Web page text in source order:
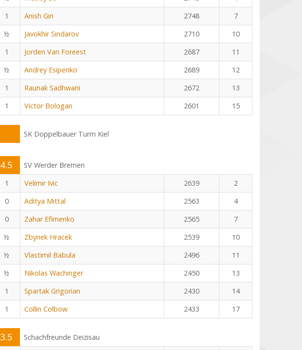
1 Anish Giri 2748
7
½ Javokhir Sindarov 2710
10
1 Jorden Van Foreest 2687
11
½ Andrey Esipenko 2689
12
1 Raunak Sadhwani 2672
13
1 Victor Bologan 2601 15
SK Doppelbauer Turm Kiel
4.5
SV Werder Bremen
1 Velimir Ivic 2639
2
0 Aditya Mittal 2563
4
0 Zahar Efimenko 2565
7
½ Zbynek Hracek 2539
10
½ Vlastimil Babula 2496
11
½ Nikolas Wachinger 2450
13
1 Spartak Grigorian 2430
14
1 Collin Colbow 2433 17
3.5
Schachfreunde Deizisau